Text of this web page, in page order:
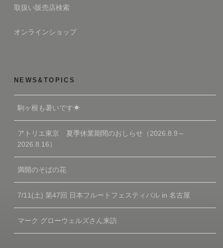
取扱い販売店検索
オンラインショップ
NEWS&TOPICS
駒ヶ根も暑いです☀
アトリエ東京 夏季休業期間のおしらせ（2026.8.9～
2026.8.16）
満開のそばの花
7/11(土) 第47回 日本フルートフェスティバル in 名古屋
マーク グローウェルズさん来訪